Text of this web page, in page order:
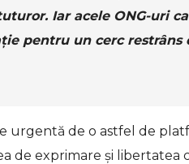
Iar acele ONG-uri
pentru un cerc restrâns
urgentă de o astfel de
de exprimare și libertatea